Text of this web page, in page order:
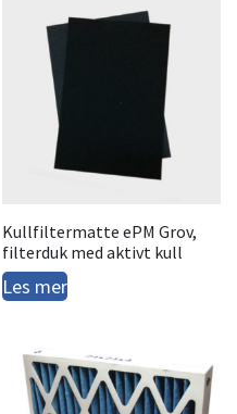
Kullfiltermatte ePM Grov,
filterduk med aktivt kull
Les mer